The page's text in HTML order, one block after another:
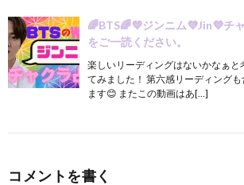
🌈BTS🌈💜ジンニム💜Jin💜チ
をご一読ください。
楽しいリーディングはないかなぁと
てみました！ 第六感リーディング
ます😊 またこの動画はあ[…]
コメントを書く